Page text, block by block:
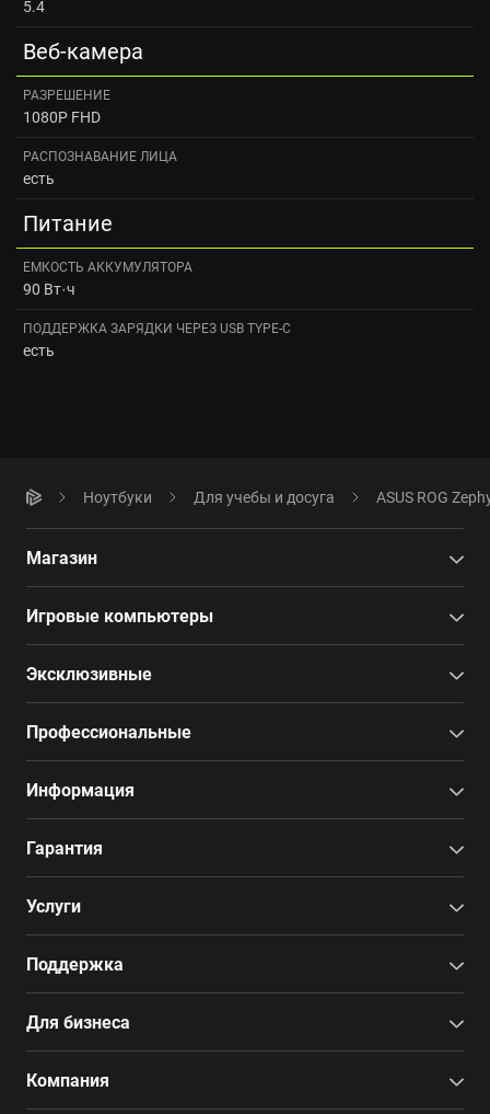
5.4
Веб-камера
РАЗРЕШЕНИЕ
1080P FHD
РАСПОЗНАВАНИЕ ЛИЦА
есть
Питание
ЕМКОСТЬ АККУМУЛЯТОРА
90 Вт·ч
ПОДДЕРЖКА ЗАРЯДКИ ЧЕРЕЗ USB TYPE-C
есть
Ноутбуки Для учебы и досуга ASUS ROG
Магазин
Игровые компьютеры
Эксклюзивные
Профессиональные
Информация
Гарантия
Услуги
Поддержка
Для бизнеса
Компания